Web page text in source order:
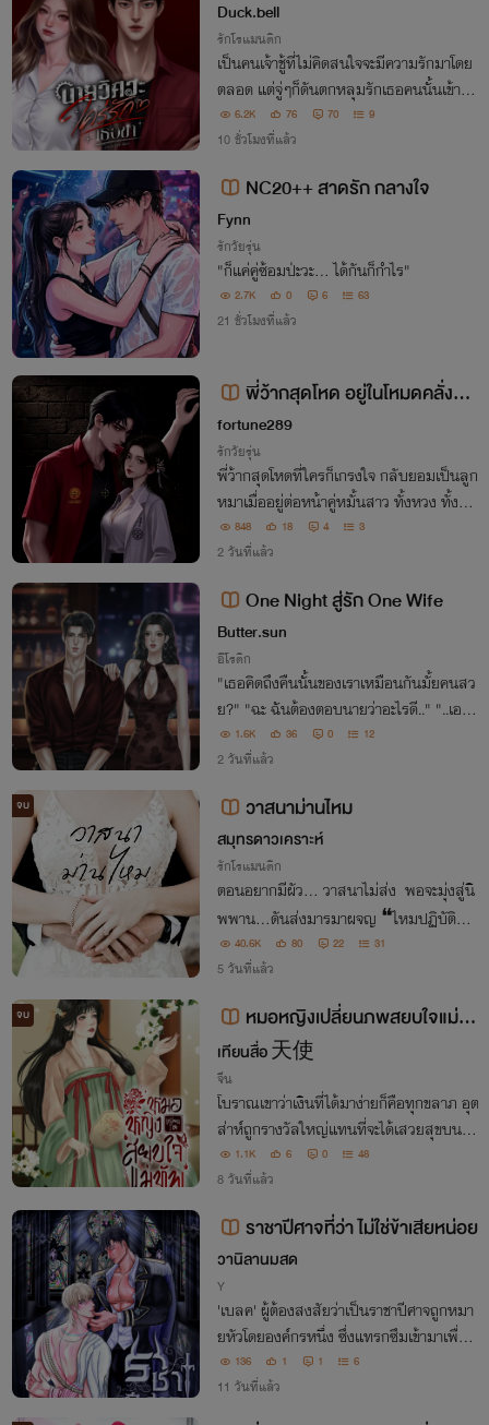
xพลอยใส)
Duck.bell
รักโรแมนติก
เป็นคนเจ้าชู้ที่ไม่คิดสนใจจะมีความรักมาโดย
ตลอด แต่จู่ๆก็ดันตกหลุมรักเธอคนนั้นเข้าอย่
างจัง “ผู้หญิงอะไรนั่งเหม่อก็ยังสวยขนาดนี้”
6.2K 76 70 9
10 ชั่วโมงที่แล้ว
NC20++ สาดรัก กลางใจ
Fynn
รักวัยรุ่น
​"ก็แค่คู่ซ้อมป่ะวะ... ได้กันก็กำไร"
2.7K 0 6 63
21 ชั่วโมงที่แล้ว
พี่ว้ากสุดโหด อยู่ในโหมดคลั่งรัก
คู่หมั้น
fortune289
รักวัยรุ่น
พี่ว้ากสุดโหดที่ใครก็เกรงใจ กลับยอมเป็นลูก
หมาเมื่ออยู่ต่อหน้าคู่หมั้นสาว ทั้งหวง ทั้งอ้อ
น ทั้งคลั่งรัก แต่เมื่อพี่รหัสสุดหล่อเข้ามาทำ
คะแนน ศึกชิงหัวใจก็เริ่มขึ้น!
848 18 4 3
2 วันที่แล้ว
One Night สู่รัก One Wife
Butter.sun
อีโรติก
"เธอคิดถึงคืนนั้นของเราเหมือนกันมั้ยคนสว
ย?" "ฉะ ฉันต้องตอบนายว่าอะไรดี.." "..เอาไ
ว้ค่อยไปตอบบนเตียงก็ได้" #ความสนุกเพียง
ข้ามคืน เปลี่ยนชีวิตคนทั้งคู่ไปตลอดกาล..
1.6K 36 0 12
2 วันที่แล้ว
จบ วาสนาม่านไหม
สมุทรดาวเคราะห์
รักโรแมนติก
ตอนอยากมีผัว... วาสนาไม่ส่ง พอจะมุ่งสู่นิ
พพาน...ดันส่งมารมาผจญ ❝ไหมปฏิบัติธร
รมถือศีลแปดมาตลอดนะคะ ไหมไม่อยากมีผั
วแล้วค่ะ กามกิเลสเป็นบ่อเกิดแห่งทุกข์!❞
40.6K 80 22 31
5 วันที่แล้ว
จบ
หมอหญิงเปลี่ยนภพสยบใจแม่ทั
พ
เทียนสื่อ 天使
จีน
โบราณเขาว่าเงินที่ได้มาง่ายก็คือทุกขลาภ อุต
ส่าห์ถูกรางวัลใหญ่แทนที่จะได้เสวยสุขบนก
องเงินกองทอง แต่ดันดีใจจนวิญญาณหลุดไ
ปต่างภพ ซ้ำยังเจองานยากยิ่งกว่าผ่าหิน เมื่อ
เธอถูกแม่ทัพพญายมกล่าวหาว่าเป็นสายลั
บ!
1.1K 6 0 48
8 วันที่แล้ว
ราชาปีศาจที่ว่า ไม่ใช่ข้าเสียหน่อย
วานิลานมสด
Y
'เบลค' ผู้ต้องสงสัยว่าเป็นราชาปีศาจถูกหมา
ยหัวโดยองค์กรหนึ่ง ซึ่งแทรกซึมเข้ามาเพื่อสั
งหารเขา ทว่า นักเดินทางลึกลับเจ้าขององค์
กรนั้น มันดันมาหลงรักเขาหัวปักหัวปำนี่สิ!
หรือคนที่ตกหลุมรัก จะเป็นเขาเองนะ?
136 1 1 6
11 วันที่แล้ว